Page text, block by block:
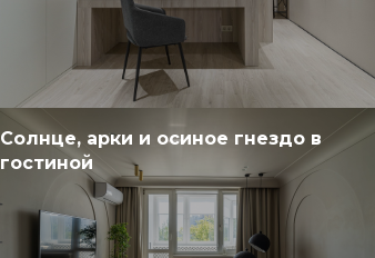
Солнце, арки и осиное гнездо в
гостиной